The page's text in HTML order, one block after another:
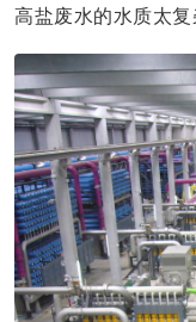
高盐废水的水质太复